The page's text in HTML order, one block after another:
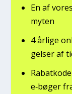
En af
myten
4 årli­ge
gel­ser af
e‑bøger